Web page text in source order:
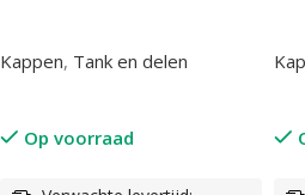
Kappen, Tank en delen
Op voorraad